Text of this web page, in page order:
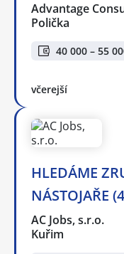
Advantage
Polička
40 000 – 55
včerejší
HLEDÁME
NÁSTOJAŘE
AC Jobs, s.r.o.
Kuřim